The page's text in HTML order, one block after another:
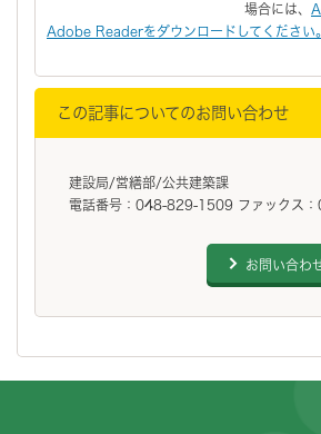
場合には、
Adobe Readerをダウンロードしてください。
この記事についてのお問い合わせ
建設局/営繕部/公共建築課
電話番号：048-829-1509 ファックス
お問い合わ